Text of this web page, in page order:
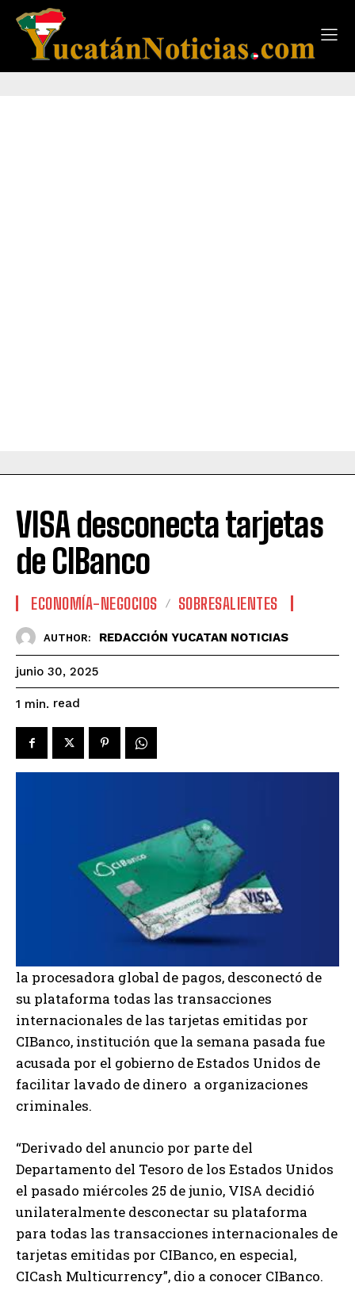
VISA desconecta tarjetas
de CIBanco
ECONOMÍA-NEGOCIOS SOBRESALIENTES
AUTHOR: REDACCIÓN YUCATAN NOTICIAS
junio 30, 2025
1 min. read
la procesadora global de pagos, desconectó de
su plataforma todas las transacciones
internacionales de las tarjetas emitidas por
CIBanco, institución que la semana pasada fue
acusada por el gobierno de Estados Unidos de
facilitar lavado de dinero a organizaciones
criminales.
“Derivado del anuncio por parte del
Departamento del Tesoro de los Estados Unidos
el pasado miércoles 25 de junio, VISA decidió
unilateralmente desconectar su plataforma
para todas las transacciones internacionales de
tarjetas emitidas por CIBanco, en especial,
CICash Multicurrency”, dio a conocer CIBanco.